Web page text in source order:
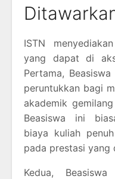
ISTN
yang dapat di
Pertama,
peruntukkan bagi
akademik
Beasiswa ini
biaya kuliah
pada prestasi yang
Kedua,